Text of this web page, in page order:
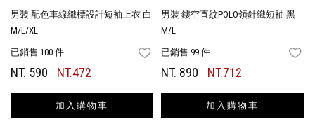
男裝 配色車線織標設計短袖上衣-白
M/L/XL
已銷售 100 件 FAVORITES
NT. 590 NT.472
加入購物車
男裝 鏤空直紋POLO領針織短袖-黑
M/L
已銷售 99 件
NT. 890 NT.712
加入購物車